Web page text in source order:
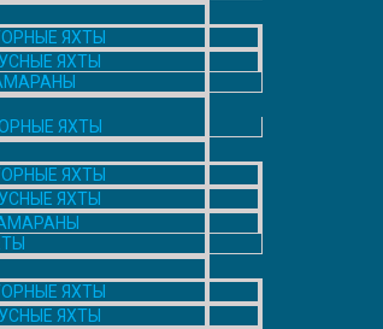
ЯХТЫ
ЯХТЫ
ЯХТЫ
ЯХТЫ
ЯХТЫ
ЯХТЫ
ЯХТЫ